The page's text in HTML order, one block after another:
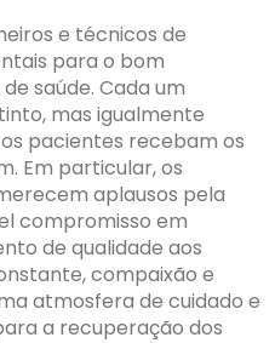
e técnicos de
para o bom
saúde. Cada um
mas igualmente
pacientes recebam os
Em particular, os
aplausos pela
compromisso em
de qualidade aos
compaixão e
atmosfera de cuidado e
a recuperação dos